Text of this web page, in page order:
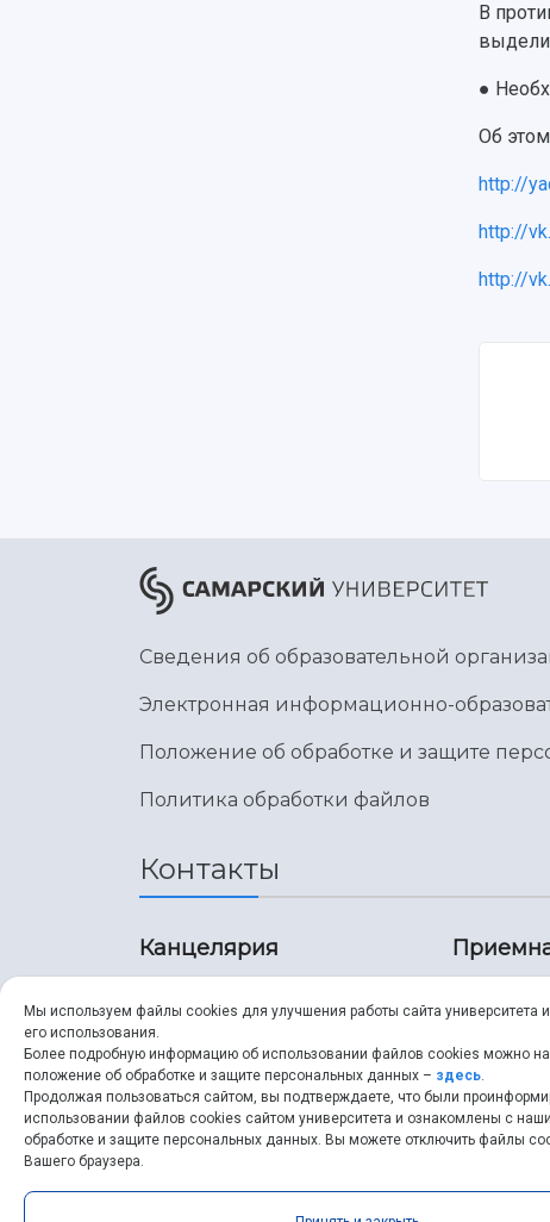
В
●
Об
http://
http://
http://
Сведения об образовательной
Электронная информационно-
Положение об обработке и защите
Политика обработки файлов
Контакты
Канцелярия
8 (846) 267-43-70
ssau@ssau.ru
8
Мы используем файлы cookies для улучшения работы сайта университета
его использования.
Более подробную информацию об использовании файлов cookies можно
положение об обработке и защите персональных данных – здесь.
Продолжая пользоваться сайтом, вы подтверждаете, что были
использовании файлов cookies сайтом университета и ознакомлены с
обработке и защите персональных данных. Вы можете отключить файлы
Вашего браузера.